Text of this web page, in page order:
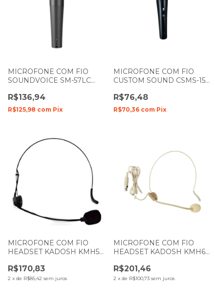
MICROFONE COM FIO
SOUNDVOICE SM-57LC
COM CABO
R$136,94
R$125,98 com Pix
MICROFONE COM FIO
CUSTOM SOUND CSMS-150
COM CABO
R$76,48
R$70,36 com Pix
MICROFONE COM FIO
HEADSET KADOSH KMH5
R$170,83
2 x de R$85,42 sem juros
MICROFONE COM FIO
HEADSET KADOSH KMH6
R$201,46
2 x de R$100,73 sem juros